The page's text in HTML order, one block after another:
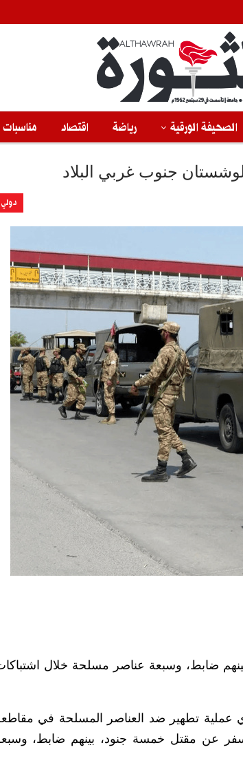
الصحيفة الورقية رياضة اقتصاد مناسبات
دولي
ضابط، وسبعة عناصر مسلحة خلال
عملية تطهير ضد العناصر المسلحة في
عن مقتل خمسة جنود، بينهم ضابط،